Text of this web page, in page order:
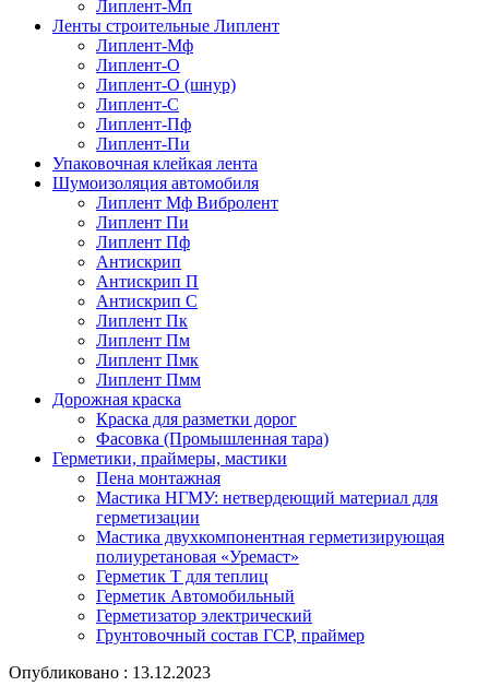
Липлент-Мп
Ленты строительные Липлент
Липлент-Мф
Липлент-О
Липлент-О (шнур)
Липлент-С
Липлент-Пф
Липлент-Пи
Упаковочная клейкая лента
Шумоизоляция автомобиля
Липлент Мф Вибролент
Липлент Пи
Липлент Пф
Антискрип
Антискрип П
Антискрип С
Липлент Пк
Липлент Пм
Липлент Пмк
Липлент Пмм
Дорожная краска
Краска для разметки дорог
Фасовка (Промышленная тара)
Герметики, праймеры, мастики
Пена монтажная
Мастика НГМУ: нетвердеющий материал для
герметизации
Мастика двухкомпонентная герметизирующая
полиуретановая «Уремаст»
Герметик Т для теплиц
Герметик Автомобильный
Герметизатор электрический
Грунтовочный состав ГСР, праймер
Опубликовано : 13.12.2023